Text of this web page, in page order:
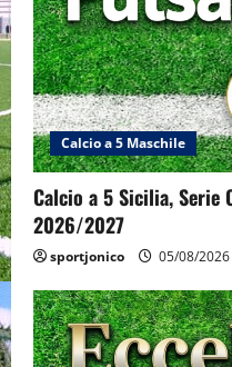
Calcio a 5 Maschile
Calcio a 5 Sicilia,
2026/2027
sportjonico 05/08/2026